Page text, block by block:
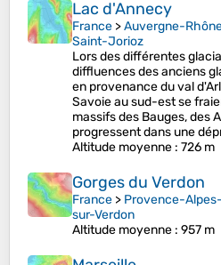
Lac d'Annecy
France >Auvergne-
Saint-Jorioz
Lors des différentes
diffluences des anciens
en provenance du val
Savoie au sud-est se
massifs des Bauges, des
progressent dans une
Altitude moyenne : 726 m
Gorges du Verdon
France > Provence-
sur-Verdon
Altitude moyenne : 957 m